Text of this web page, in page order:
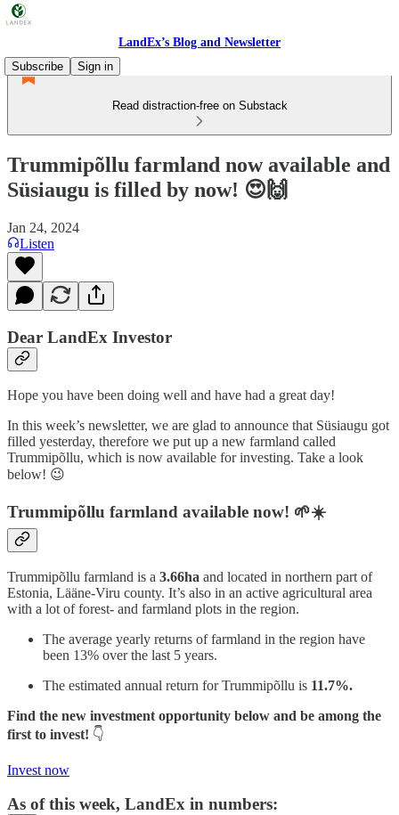
LandEx’s Blog and Newsletter
Subscribe
Sign in
Read distraction-free on Substack
Trummipõllu farmland now available and
Süsiaugu is filled by now! 😍🙌
Jan 24, 2024
Listen
Dear LandEx Investor
Hope you have been doing well and have had a great day!
In this week’s newsletter, we are glad to announce that Süsiaugu got
filled yesterday, therefore we put up a new farmland called
Trummipõllu, which is now available for investing. Take a look
below! 😉
Trummipõllu farmland available now! 🌱☀️
Trummipõllu farmland is a 3.66ha and located in northern part of
Estonia, Lääne-Viru county. It’s also in an active agricultural area
with a lot of forest- and farmland plots in the region.
The average yearly returns of farmland in the region have
been 13% over the last 5 years.
The estimated annual return for Trummipõllu is 11.7%.
Find the new investment opportunity below and be among the
first to invest! 👇
Invest now
As of this week, LandEx in numbers: